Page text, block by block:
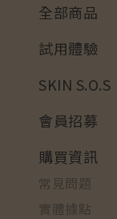
全部商品
試用體驗
SKIN S.O.S
會員招募
購買資訊
常見問題
實體據點